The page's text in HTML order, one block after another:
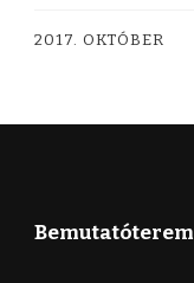
2017. OKTÓBER
Bemutatóterem